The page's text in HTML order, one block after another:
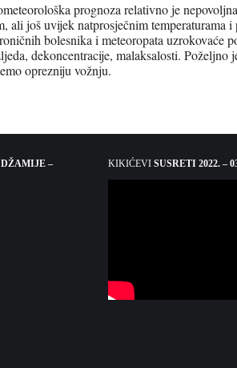
prognoza relativno je
ali još uvijek natprosječnim temperaturama i
bolesnika i meteoropata uzrokovaće
dekoncentracije, malaksalosti. Poželjno
oprezniju vožnju.
–
KIKIĆEVI SUSRETI 2022. –